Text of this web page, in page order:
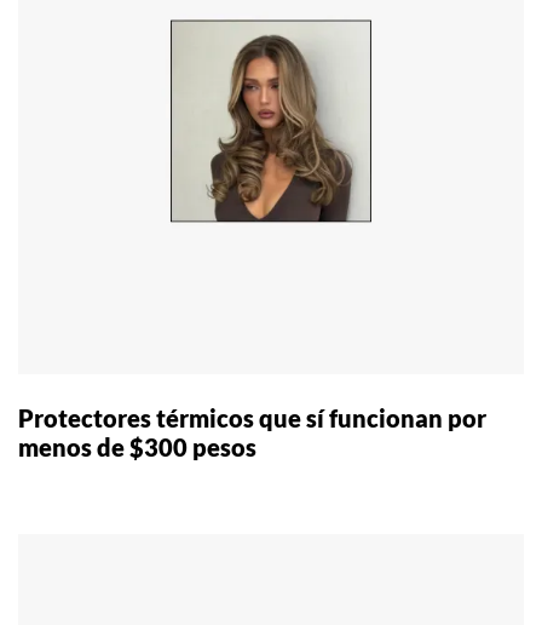
Protectores térmicos que sí funcionan por
menos de $300 pesos